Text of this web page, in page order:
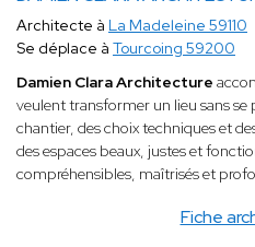
Fiche
Architecte à La Madeleine 59110
Se déplace à Tourcoing 59200
Damien Clara Architecture
veulent transformer un lieu sans se
chantier, des choix techniques et
des espaces beaux, justes et
compréhensibles, maîtrisés et